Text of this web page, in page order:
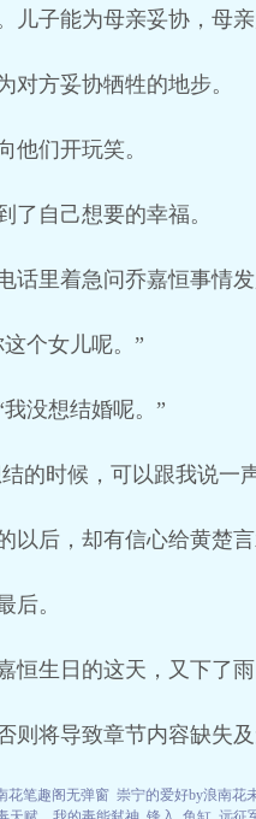
儿子能为母亲妥协，母
对方妥协牺牲的地步。
他们开玩笑。
了自己想要的幸福。
话里着急问乔嘉恒事情发
个女儿呢。”
没想结婚呢。”
的时候，可以跟我说一
以后，却有信心给黄楚言
后。
恒生日的这天，又下了雨
则将导致章节内容缺失及
花笔趣阁无弹窗 崇宁的爱好by浪南花